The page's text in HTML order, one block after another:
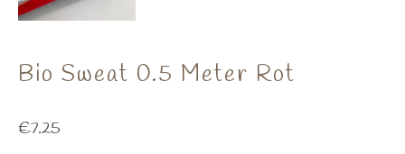
Bio Sweat 0.5 Meter Rot
€7.25